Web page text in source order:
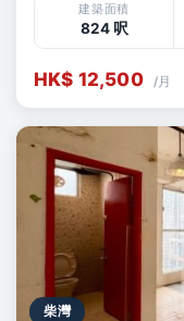
建築面積
824 呎
HK$ 12,500 /月
柴灣